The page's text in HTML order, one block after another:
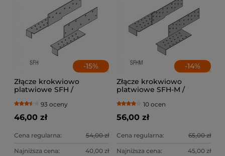
-15%
Złącze krokwiowo
platwiowe SFH /
93 oceny
46,00 zł
Cena regularna: 54,00 zł
Najniższa cena: 40,00 zł
-14%
Złącze krokwiowo
platwiowe SFH-M /
10 ocen
56,00 zł
Cena regularna: 65,00 zł
Najniższa cena: 45,00 zł